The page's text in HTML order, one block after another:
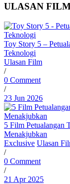
ULASAN
Toy Story 5 –
Teknologi
Ulasan Film
/
0 Comment
/
23 Jun 2026
5 Film Petualangan
Menakjubkan
Exclusive Ulasan
/
0 Comment
/
21 Apr 2025